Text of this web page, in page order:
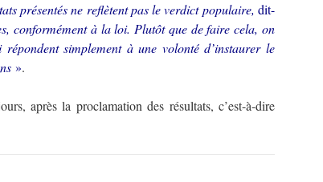
présentés ne reflètent pas le verdict populaire, dit-
conformément à la loi. Plutôt que de faire cela, on
simplement à une volonté d’instaurer le
».
après la proclamation des résultats, c’est-à-dire